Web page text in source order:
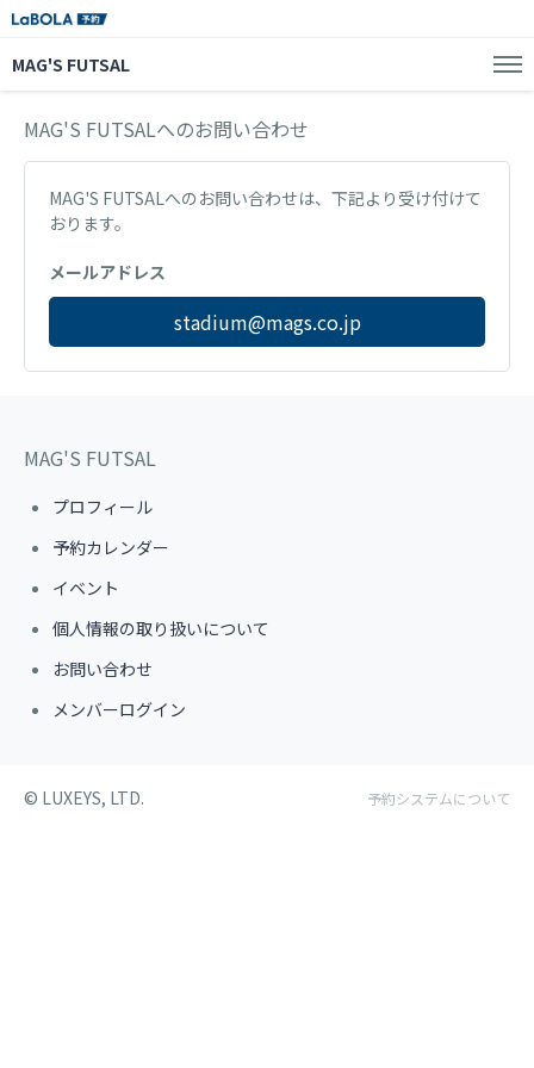
MAG'S FUTSAL
MAG'S FUTSALへのお問い合わせ
MAG'S FUTSALへのお問い合わせは、下記より受け付けて
おります。
メールアドレス
stadium@mags.co.jp
MAG'S FUTSAL
プロフィール
予約カレンダー
イベント
個人情報の取り扱いについて
お問い合わせ
メンバーログイン
©︎ LUXEYS, LTD. 予約システムについて